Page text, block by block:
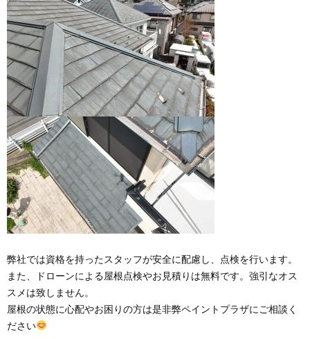
弊社では資格を持ったスタッフが安全に配慮し、点検を行います。
また、ドローンによる屋根点検やお見積りは無料です。強引なオス
スメは致しません。
屋根の状態に心配やお困りの方は是非弊ペイントプラザにご相談く
ださい